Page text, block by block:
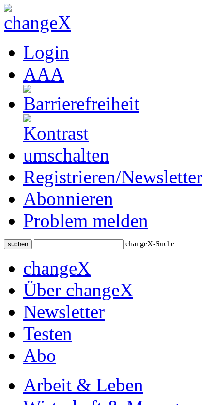
Login
AAA
Registrieren/Newsletter
Abonnieren
Problem melden
suchen changeX-Suche
changeX
Über changeX
Newsletter
Testen
Abo
Arbeit & Leben